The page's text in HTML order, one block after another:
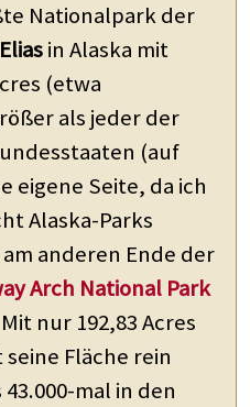
Nationalpark der
in Alaska mit
(etwa
als jeder der
(auf
eigene Seite, da ich
Alaska-Parks
anderen Ende der
Arch National Park
nur 192,83 Acres
seine Fläche rein
mal in den